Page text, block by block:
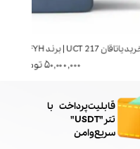
​قابلیت پرداخت با
تتر"USDT"
سریع و امن